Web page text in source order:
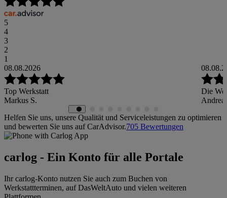
5
4
3
2
1
08.08.2026
Top Werkstatt
Markus S.
Die
Helfen Sie uns, unsere Qualität und Serviceleistungen zu optimieren
und bewerten Sie uns auf CarAdvisor.705 Bewertungen
carlog - Ein Konto für alle Portale
Ihr carlog-Konto nutzen Sie auch zum Buchen von
Werkstattterminen, auf DasWeltAuto und vielen weiteren